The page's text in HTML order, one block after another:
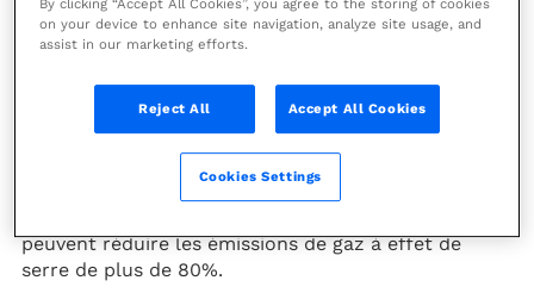
Alors que la neutralité carbone se positionne
comme un objectif ultime dans le monde, la
demande de carburants durables devrait croître de
manière significative. Les biocarburants sont un
élément primordial de la transition énergétique, car
ils constituent une solution durable pour les
secteurs du transport, de la production d’électricité
et du chauffage. Les carburants tels que le
peuvent réduire les émissions de gaz à effet de
serre de plus de 80%.
By clicking “Accept All Cookies”, you agree to the storing of cookies
on your device to enhance site navigation, analyze site usage, and
assist in our marketing efforts.
Reject All Accept All Cookies
Cookies Settings